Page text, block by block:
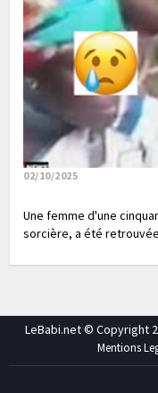
02/10/2025
Une femme d'une
sorcière, a été
LeBabi.net © Copyright
Mentions